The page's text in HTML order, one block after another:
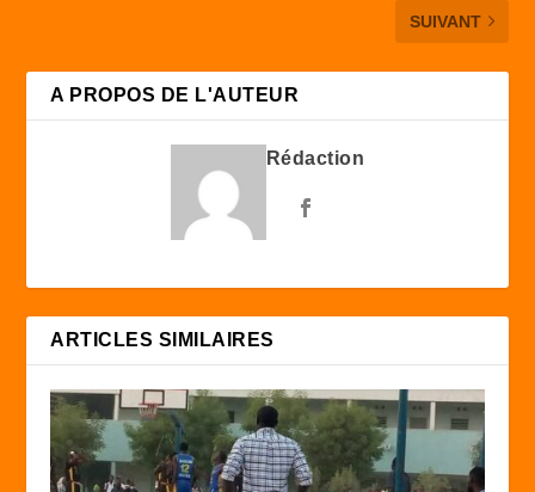
SUIVANT
A PROPOS DE L'AUTEUR
Rédaction
ARTICLES SIMILAIRES